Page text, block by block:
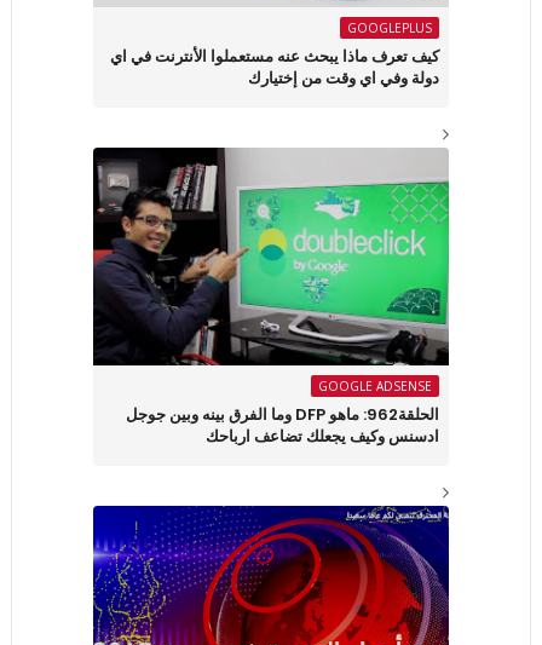
GOOGLEPLUS
كيف تعرف ماذا يبحث عنه مستعملوا الأنترنت في اي
دولة وفي اي وقت من إختيارك
GOOGLE ADSENSE
الحلقة962: ماهو DFP وما الفرق بينه وبين جوجل
ادسنس وكيف يجعلك تضاعف ارباحك